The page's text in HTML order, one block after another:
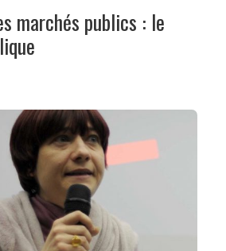
marchés publics : le